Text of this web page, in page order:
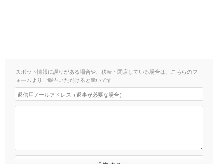
スポット情報に誤りがある場合や、移転・閉店している場合は、こちらのフ
ォームよりご報告いただけると幸いです。